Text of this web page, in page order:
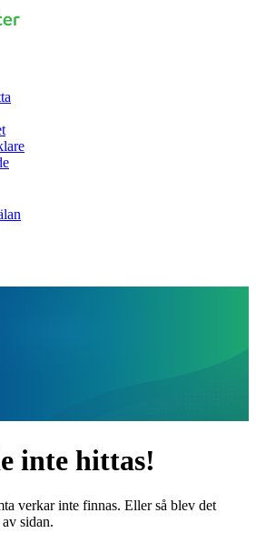
inte hittas!
verkar inte finnas. Eller så blev det
sidan.